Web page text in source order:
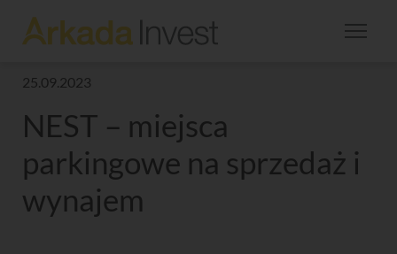
25.09.2023
NEST – miejsca
parkingowe na sprzedaż i
wynajem